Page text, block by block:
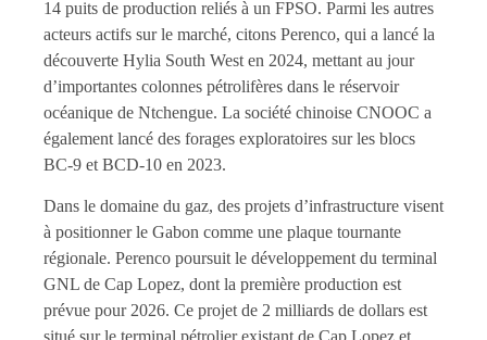
14 puits de production reliés à un FPSO. Parmi les autres
acteurs actifs sur le marché, citons Perenco, qui a lancé la
découverte Hylia South West en 2024, mettant au jour
d’importantes colonnes pétrolifères dans le réservoir
océanique de Ntchengue. La société chinoise CNOOC a
également lancé des forages exploratoires sur les blocs
BC-9 et BCD-10 en 2023.
Dans le domaine du gaz, des projets d’infrastructure visent
à positionner le Gabon comme une plaque tournante
régionale. Perenco poursuit le développement du terminal
GNL de Cap Lopez, dont la première production est
prévue pour 2026. Ce projet de 2 milliards de dollars est
situé sur le terminal pétrolier existant de Cap Lopez et